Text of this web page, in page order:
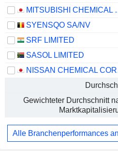
SYENSQO SA/NV
SRF LIMITED
SASOL LIMITED
Gewichteter Durchschnitt
Alle Branchenperformances